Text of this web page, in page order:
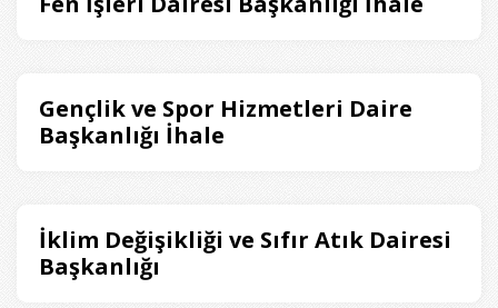
Gençlik ve Spor Hizmetleri Daire
Başkanlığı İhale
İklim Değişikliği ve Sıfır Atık Dairesi
Başkanlığı